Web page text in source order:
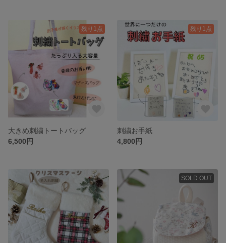
残り1点
大きめ刺繍トートバッグ
6,500円
残り1点
刺繍お手紙
4,800円
SOLD OUT